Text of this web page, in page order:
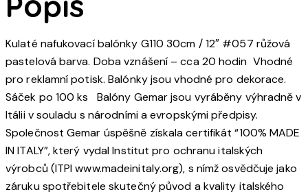
Kulaté nafukovací balónky G110 30cm / 12″ #057 růžová
pastelová barva. Doba vznášení – cca 20 hodin Vhodné
pro reklamní potisk. Balónky jsou vhodné pro dekorace.
Sáček po 100 ks Balóny Gemar jsou vyráběny výhradně v
Itálii v souladu s národními a evropskými předpisy.
Společnost Gemar úspěšně získala certifikát “100% MADE
IN ITALY”, který vydal Institut pro ochranu italských
výrobců (ITPI www.madeinitaly.org), s nímž osvědčuje jako
záruku spotřebitele skutečný původ a kvality italského